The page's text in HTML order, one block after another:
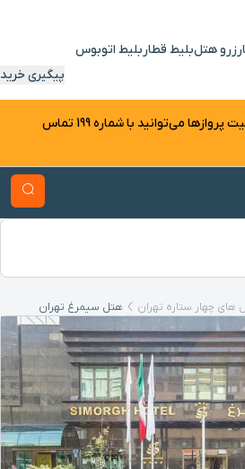
رزرو هتلبلیط قطار بلیط اتوبوس
پیگیری خرید
جهت اطلاع از آخرین وضعیت پرواز‌ها می‌توانید با شماره 199 تماس
های چهار ستاره تهران هتل سیمرغ تهران